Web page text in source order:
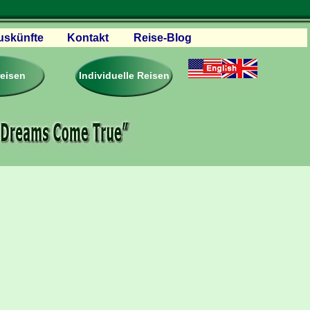
– Reviews
Firmen & Links
Kontakt Reise-Blog
Individuelle Reisen